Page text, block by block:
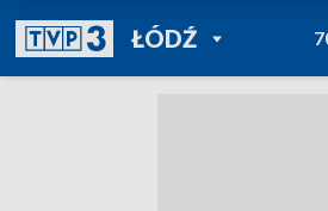
ŁÓDŹPOWRÓT DO
TVP REGIONY